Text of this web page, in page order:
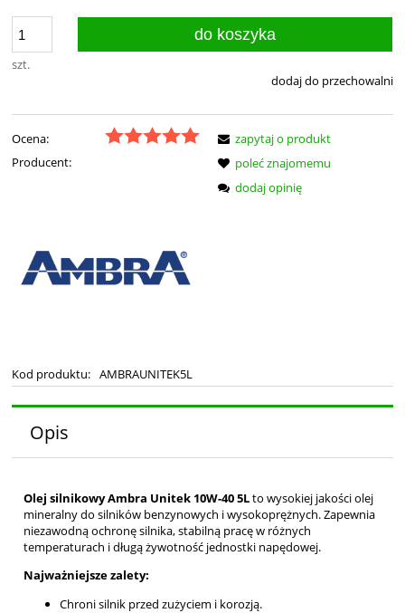
szt.
do koszyka
dodaj do przechowalni
Ocena:
Producent:
Kod produktu: AMBRAUNITEK5L
zapytaj o produkt
poleć znajomemu
dodaj opinię
Opis
Olej silnikowy Ambra Unitek 10W-40 5Lto wysokiej jakości olej
mineralny do silników benzynowych i wysokoprężnych. Zapewnia
niezawodną ochronę silnika, stabilną pracę w różnych
temperaturach i długą żywotność jednostki napędowej.
Najważniejsze zalety:
Chroni silnik przed zużyciem i korozją.